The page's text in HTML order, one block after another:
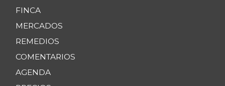
FINCA
MERCADOS
REMEDIOS
COMENTARIOS
AGENDA